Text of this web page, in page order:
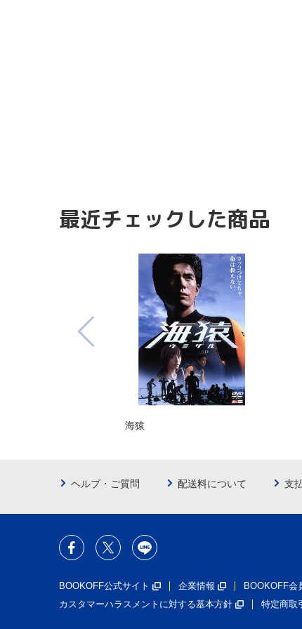
最近チェックした商品
海猿
ヘルプ・ご質問 配送料について 支
BOOKOFF公式サイト 企業情報 BOOKOFF会
カスタマーハラスメントに対する基本方針
特定商取